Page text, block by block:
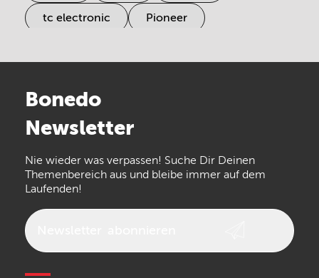
tc electronic Pioneer
Arturia
the t.bone
Walrus Audio Epiphone
Bonedo
Newsletter
Nie wieder was verpassen! Suche Dir Deinen
Themenbereich aus und bleibe immer auf dem
Laufenden!